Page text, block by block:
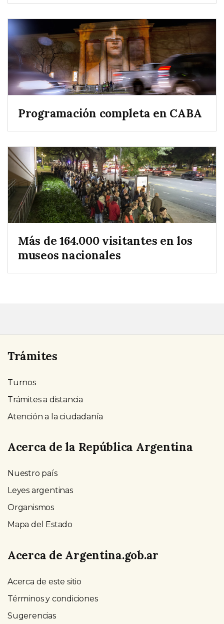
Programación completa en CABA
Más de 164.000 visitantes en los
museos nacionales
Trámites
Turnos
Trámites a distancia
Atención a la ciudadanía
Acerca de la República Argentina
Nuestro país
Leyes argentinas
Organismos
Mapa del Estado
Acerca de Argentina.gob.ar
Acerca de este sitio
Términos y condiciones
Sugerencias